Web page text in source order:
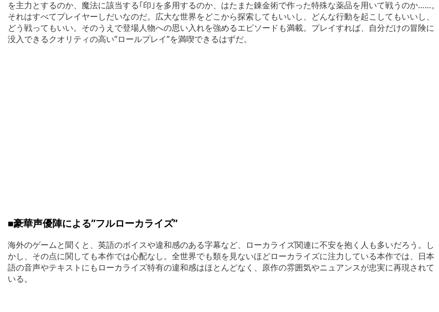
を主力とするのか、魔法に該当する｢印｣を多用するのか、はたまた錬金術で作った特殊な薬品を用いて戦うのか……。
それはすべてプレイヤーしだいなのだ。広大な世界をどこから探索してもいいし、どんな行動を起こしてもいいし、
どう戦ってもいい。そのうえで登場人物への思い入れを強めるエピソードも満載。プレイすれば、自分だけの冒険に
没入できるクオリティの高い”ロールプレイ”を満喫できるはずだ。
■豪華声優陣による”フルローカライズ”
海外のゲームと聞くと、英語のボイスや違和感のある字幕など、ローカライズ関連に不安を抱く人も多いだろう。し
かし、その点に関しても本作では心配なし。全世界でも類を見ないほどローカライズに注力している本作では、日本
語の音声やテキストにもローカライズ特有の違和感はほとんどなく、原作の雰囲気やニュアンスが忠実に再現されて
いる。